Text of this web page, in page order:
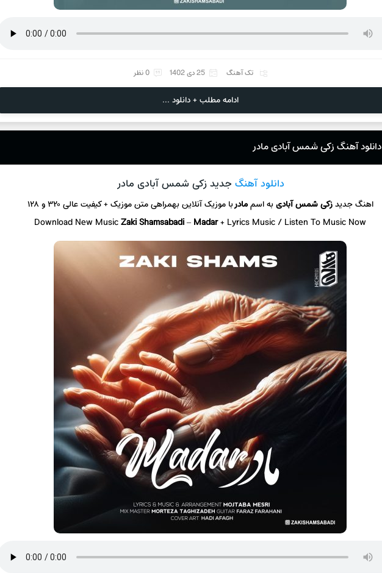
تک آهنگ 25 دی 1402 0 نظر
ادامه مطلب + دانلود ...
دانلود آهنگ زکی شمس آبادی مادر
دانلود آهنگ جدید زکی شمس آبادی مادر
اهنگ جدیدزکی شمس آبادیبه اسممادربا موزیک آنلاینبهمراهی متن موزیک + کیفیت عالی ۳۲۰ و ۱۲۸
Download New MusicZaki Shamsabadi– Madar+ Lyrics Music / Listen To Music Now